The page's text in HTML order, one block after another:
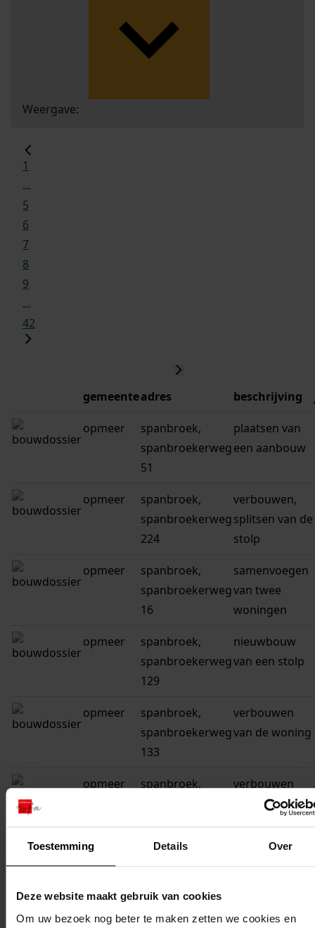
Toestemming Details Over
Deze website maakt gebruik van cookies
Om uw bezoek nog beter te maken zetten we cookies en
Weergave:
1
...
5
6
7
8
9
...
42
gemeenteadres beschrijving
opmeer
spanbroek,
spanbroekerweg
51
plaatsen van
een aanbouw
opmeer
spanbroek,
spanbroekerweg
224
verbouwen,
splitsen van de
stolp
opmeer
spanbroek,
spanbroekerweg
16
samenvoegen
van twee
woningen
opmeer
spanbroek,
spanbroekerweg
129
nieuwbouw
van een stolp
opmeer
spanbroek,
spanbroekerweg
133
verbouwen
van de woning
opmeer
spanbroek,
37
verbouwen
van het
kerkgebouw
opmeer
spanbroek,
137
vernieuwen
garagedeur